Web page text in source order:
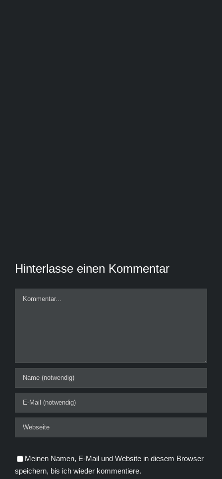
Hinterlasse einen Kommentar
Kommentar
Meinen Namen, E-Mail und Website in diesem Browser
speichern, bis ich wieder kommentiere.